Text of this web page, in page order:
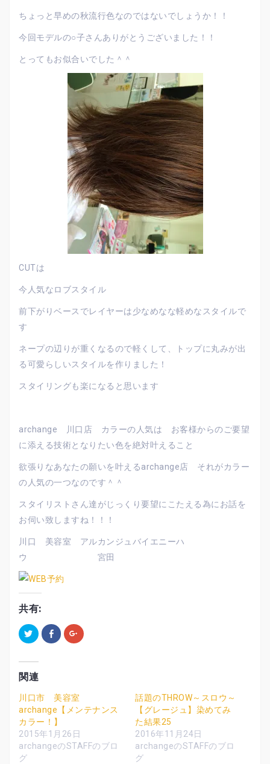
ちょっと早めの秋流行色なのではないでしょうか！！
今回モデルの○子さんありがとうございました！！
とってもお似合いでした＾＾
CUTは
今人気なロブスタイル
前下がりベースでレイヤーは少なめなな軽めなスタイルで
す
ネープの辺りが重くなるので軽くして、トップに丸みが出
る可愛らしいスタイルを作りました！
スタイリングも楽になると思います
archange 川口店 カラーの人気は お客様からのご要望
に添える技術となりたい色を絶対叶えること
欲張りなあなたの願いを叶えるarchange店 それがカラー
の人気の一つなのです＾＾
スタイリストさん達がじっくり要望にこたえる為にお話を
お伺い致しますね！！！
川口 美容室 アルカンジュバイエニーハ
ウ 宮田
共有:
ク
リ
し
T
w
t
t
e
r
で
共
(
F
a
共
有
す
る
に
は
ク
リ
ク
リ
g
l
e
共
有
(
関連
川口市 美容室
archange【メンテナンス
カラー！】
2015年1月26日
archangeのSTAFFのブロ
グ
話題のTHROW～スロウ～
【グレージュ】染めてみ
た結果25
2016年11月24日
archangeのSTAFFのブロ
グ